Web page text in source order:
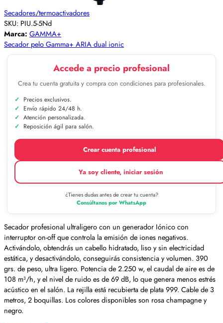
Secadores/termoactivadores
SKU: PIU.5-5Nd
Marca: GAMMA+
Secador pelo Gamma+ ARIA dual ionic
Accede a precio profesional
Crea tu cuenta gratuita y compra con condiciones para profesionales.
Precios exclusivos.
Envío rápido 24/48 h.
Atención personalizada.
Reposición ágil para salón.
Crear cuenta profesional
Ya soy cliente, iniciar sesión
¿Tienes dudas antes de crear tu cuenta?
Consúltanos por WhatsApp
Secador profesional ultraligero con un generador Iónico con
interruptor on-off que controla la emisión de iones negativos.
Activándolo, obtendrás un cabello hidratado, liso y sin electricidad
estática, y desactivándolo, conseguirás consistencia y volumen. 390
grs. de peso, ultra ligero. Potencia de 2.250 w, el caudal de aire es de
108 m³/h, y el nivel de ruido es de 69 dB, lo que genera menos estrés
acústico en el salón. La rejilla está recubierta de plata 999. Cable de 3
metros, 2 boquillas. Los colores disponibles son rosa champagne y
negro.